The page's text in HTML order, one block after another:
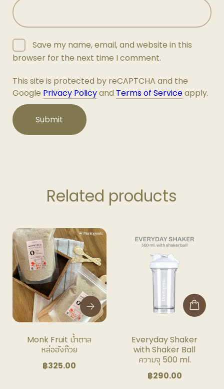
Save my name, email, and website in this
browser for the next time I comment.
This site is protected by reCAPTCHA and the
Google Privacy Policyand Terms of Serviceapply.
Related products
This
product
has
multiple
variants.
The
options
may
chosen
on
the
Monk Fruit น้ำตาล
หล่อฮังก๊วย
฿325.00
Everyday Shaker
with Shaker Ball
ความจุ 500 ml.
฿290.00